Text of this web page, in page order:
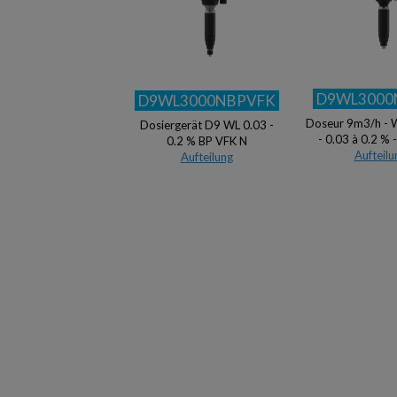
D9WL3000NBPVFK
Dosiergerät D9 WL 0.03 -
0.2 % BP VFK N
Aufteilung
Doseur 9m3/h -
- 0.03 à 0.2 %